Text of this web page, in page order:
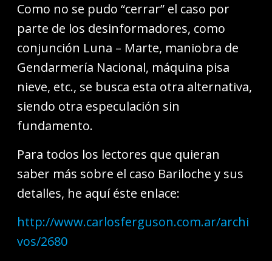
Como no se pudo “cerrar” el caso por
parte de los desinformadores, como
conjunción Luna – Marte, maniobra de
Gendarmería Nacional, máquina pisa
nieve, etc., se busca esta otra alternativa,
siendo otra especulación sin
fundamento.
Para todos los lectores que quieran
saber más sobre el caso Bariloche y sus
detalles, he aquí éste enlace:
http://www.carlosferguson.com.ar/archi
vos/2680